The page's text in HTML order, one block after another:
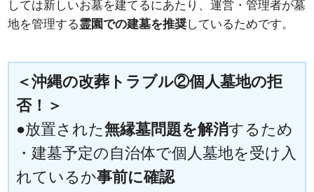
しては新しいお墓を建てるにあたり、運営・管理者が墓
地を管理する霊園での建墓を推奨しているためです。
＜沖縄の改葬トラブル②個人墓地の拒
否！＞
●放置された無縁墓問題を解消するため
・建墓予定の自治体で個人墓地を受け入
れているか事前に確認